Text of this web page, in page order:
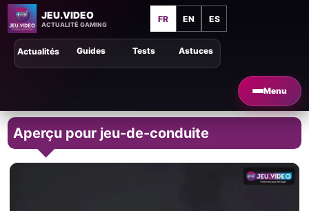
JEU.VIDEO
ACTUALITÉ GAMING
FR EN ES
Menu
Astuces
Guides Tests
Actualités
Aperçu pour jeu-de-conduite